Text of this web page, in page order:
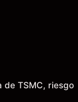
de TSMC, riesgo